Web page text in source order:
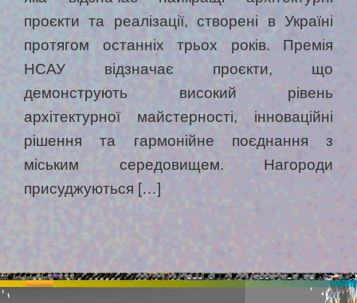
проєкти та реалізації, створені в Україні
протягом останніх трьох років. Премія
НСАУ відзначає проєкти, що
демонструють високий рівень
архітектурної майстерності, інноваційні
рішення та гармонійне поєднання з
міським середовищем. Нагороди
присуджуються […]